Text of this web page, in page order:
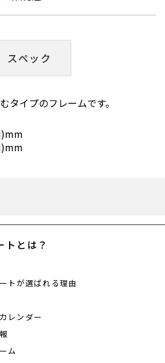
スペック
タイプのフレームです。
トとは？
トが選ばれる理由
レンダー
ム